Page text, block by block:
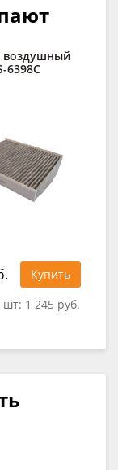
воздушный
6398C
Купить
шт: 1 245 руб.